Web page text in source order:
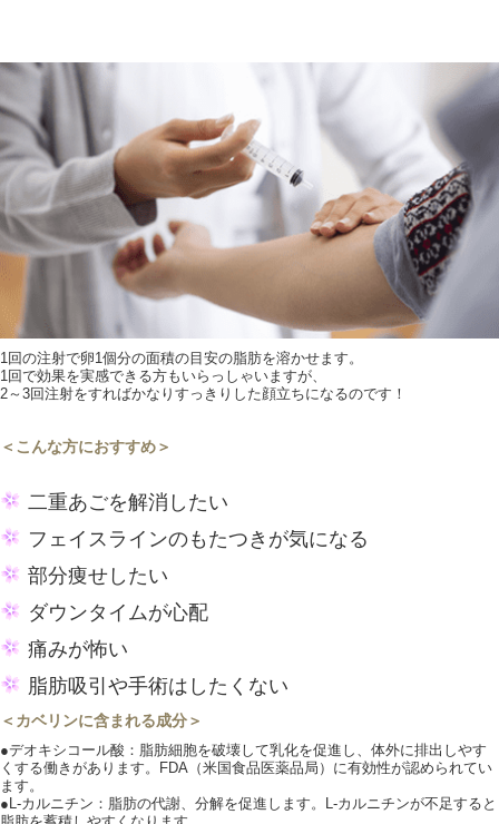
1回の注射で卵1個分の面積の目安の脂肪を溶かせます。
1回で効果を実感できる方もいらっしゃいますが、
2～3回注射をすればかなりすっきりした顔立ちになるのです！
＜こんな方におすすめ＞
二重あごを解消したい
フェイスラインのもたつきが気になる
部分痩せしたい
ダウンタイムが心配
痛みが怖い
脂肪吸引や手術はしたくない
＜カベリンに含まれる成分＞
●デオキシコール酸：脂肪細胞を破壊して乳化を促進し、体外に排出しやす
くする働きがあります。FDA（米国食品医薬品局）に有効性が認められてい
ます。
●L-カルニチン：脂肪の代謝、分解を促進します。L-カルニチンが不足すると
脂肪を蓄積しやすくなります。